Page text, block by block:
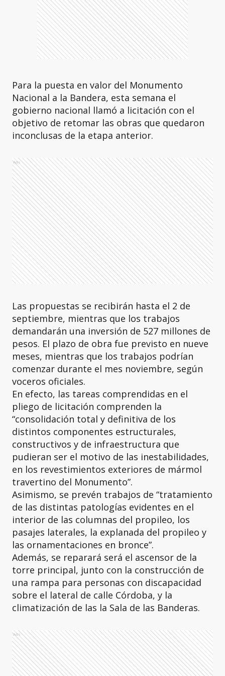
Para la puesta en valor del Monumento
Nacional a la Bandera, esta semana el
gobierno nacional llamó a licitación con el
objetivo de retomar las obras que quedaron
inconclusas de la etapa anterior.
Ads
Las propuestas se recibirán hasta el 2 de
septiembre, mientras que los trabajos
demandarán una inversión de 527 millones de
pesos. El plazo de obra fue previsto en nueve
meses, mientras que los trabajos podrían
comenzar durante el mes noviembre, según
voceros oficiales.
En efecto, las tareas comprendidas en el
pliego de licitación comprenden la
“consolidación total y definitiva de los
distintos componentes estructurales,
constructivos y de infraestructura que
pudieran ser el motivo de las inestabilidades,
en los revestimientos exteriores de mármol
travertino del Monumento”.
Asimismo, se prevén trabajos de “tratamiento
de las distintas patologías evidentes en el
interior de las columnas del propileo, los
pasajes laterales, la explanada del propileo y
las ornamentaciones en bronce”.
Además, se reparará será el ascensor de la
torre principal, junto con la construcción de
una rampa para personas con discapacidad
sobre el lateral de calle Córdoba, y la
climatización de las la Sala de las Banderas.
Ads